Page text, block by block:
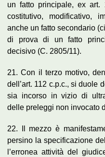
un fatto principale, ex
costitutivo, modificativo,
anche un fatto secondario
di prova di un fatto
decisivo (C. 2805/11).
21. Con il terzo motivo,
dell’art. 112 c.p.c., si duole
sia incorso in vizio di
delle preleggi non invocato
22. Il mezzo è
persino la specificazione
l’erronea attività del